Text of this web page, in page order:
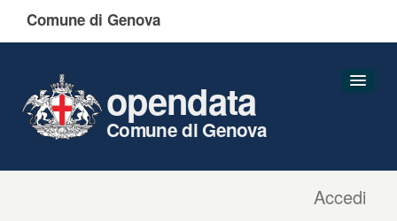
Comune di Genova
Accedi
opendata
Comune di Genova